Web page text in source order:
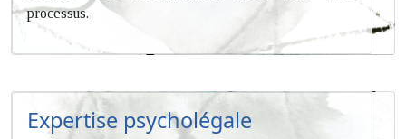
processus.
Expertise psycholégale